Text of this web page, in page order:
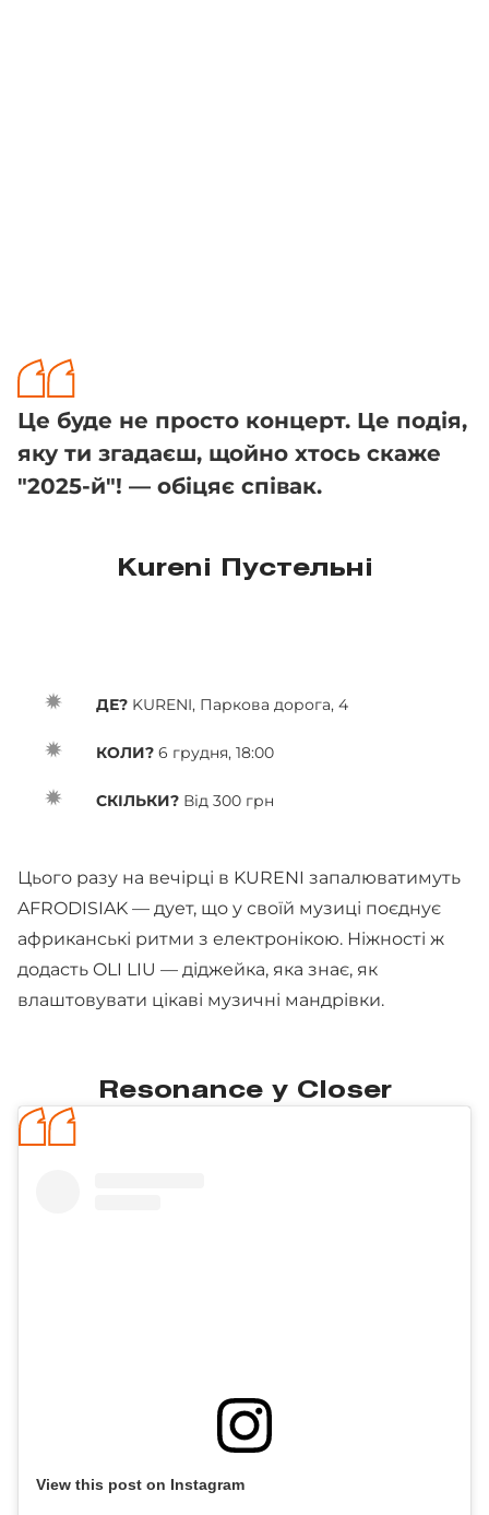
Це буде не просто концерт. Це подія,
яку ти згадаєш, щойно хтось скаже
"2025-й"! — обіцяє співак.
Kureni Пустельні
ДЕ? KURENI, Паркова дорога, 4
КОЛИ? 6 грудня, 18:00
СКІЛЬКИ? Від 300 грн
Цього разу на вечірці в KURENI запалюватимуть
AFRODISIAK — дует, що у своїй музиці поєднує
африканські ритми з електронікою. Ніжності ж
додасть OLI LIU — діджейка, яка знає, як
влаштовувати цікаві музичні мандрівки.
Resonance у Closer
View this post on Instagram